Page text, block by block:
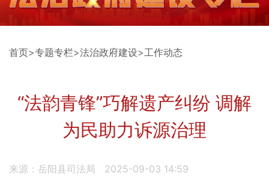
首页>专题专栏>法治政府建设>工作动态
“法韵青锋”巧解遗产纠纷 调解
为民助力诉源治理
来源：岳阳县司法局
2025-09-03 14:59